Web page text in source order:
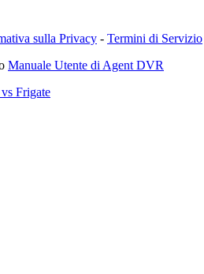
sulla Privacy - Termini di Servizio
Manuale Utente di Agent DVR
Frigate